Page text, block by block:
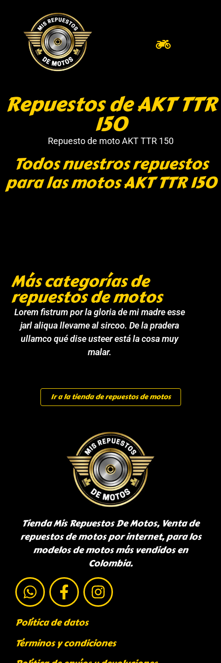
Repuestos de AKT TTR
150
Repuesto de moto AKT TTR 150
Todos nuestros repuestos
para las motos AKT TTR 150
Más categorías de
repuestos de motos
Lorem fistrum por la gloria de mi madre esse
jarl aliqua llevame al sircoo. De la pradera
ullamco qué dise usteer está la cosa muy
malar.
Ir a la tienda de repuestos de motos
Tienda Mis Repuestos De Motos, Venta de
repuestos de motos por internet, para los
modelos de motos más vendidos en
Colombia.
Política de datos
Términos y condiciones